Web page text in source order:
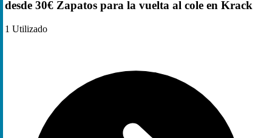
desde 30€ Zapatos para la vuelta al cole en Krack
1 Utilizado